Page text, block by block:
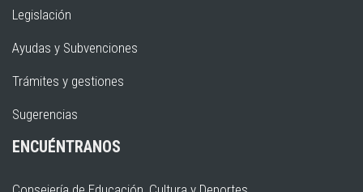
Legislación
Ayudas y Subvenciones
Trámites y gestiones
Sugerencias
ENCUÉNTRANOS